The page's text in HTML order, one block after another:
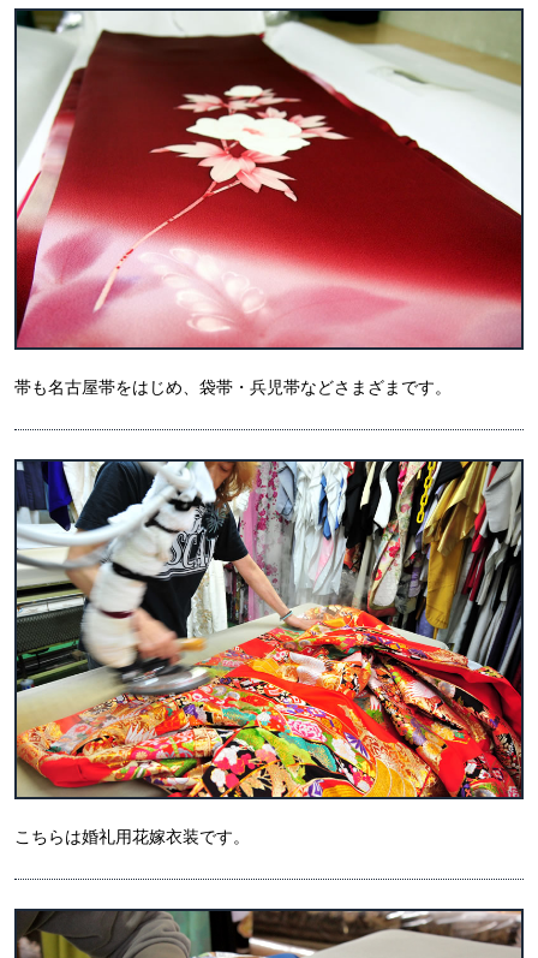
帯も名古屋帯をはじめ、袋帯・兵児帯などさまざまです。
こちらは婚礼用花嫁衣装です。